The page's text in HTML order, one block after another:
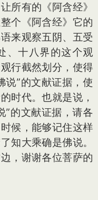
所有的《阿含经》
个《阿含经》它的
来观察五阴、五受
、十八界的这个观
行截然划分，使得
说”的文献证据，使
时代。也就是说，
”的文献证据，请各
候，能够记住这样
知大乘确是佛说。
，谢谢各位菩萨的